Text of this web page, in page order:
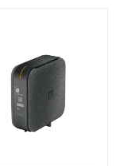
Sans engagement